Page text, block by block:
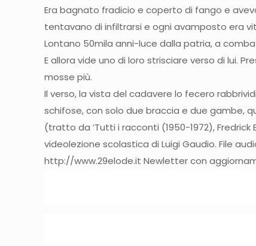
Era bagnato fradicio e coperto di fango e
tentavano di infiltrarsi e ogni avamposto era
Lontano 50mila anni-luce dalla patria, a
E allora vide uno di loro strisciare verso di lui.
mosse più.
Il verso, la vista del cadavere lo fecero
schifose, con solo due braccia e due gambe,
(tratto da ‘Tutti i racconti (1950-1972), Fredrick
videolezione scolastica di Luigi Gaudio. File
http://www.29elode.it Newletter con